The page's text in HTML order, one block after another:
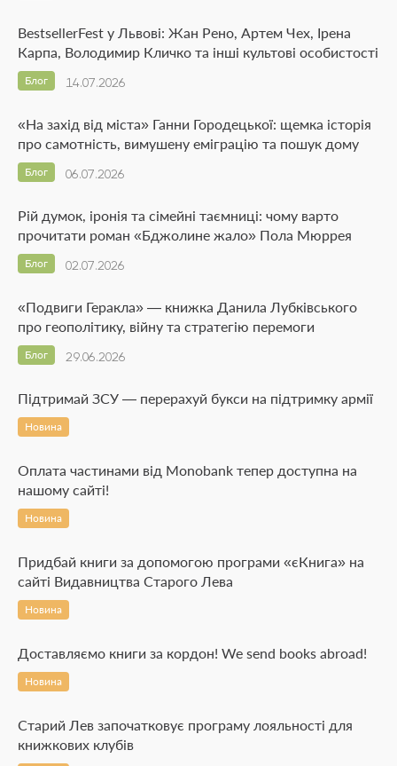
BestsellerFest у Львові: Жан Рено, Артем Чех, Ірена
Карпа, Володимир Кличко та інші культові особистості
14.07.2026
Блог
«На захід від міста» Ганни Городецької: щемка історія
про самотність, вимушену еміграцію та пошук дому
06.07.2026
Блог
Рій думок, іронія та сімейні таємниці: чому варто
прочитати роман «Бджолине жало» Пола Мюррея
02.07.2026
Блог
«Подвиги Геракла» — книжка Данила Лубківського
про геополітику, війну та стратегію перемоги
29.06.2026
Блог
Підтримай ЗСУ — перерахуй букси на підтримку армії
Новина
Оплата частинами від Monobank тепер доступна на
нашому сайті!
Новина
Придбай книги за допомогою програми «єКнига» на
сайті Видавництва Старого Лева
Новина
Доставляємо книги за кордон! We send books abroad!
Новина
Старий Лев започатковує програму лояльності для
книжкових клубів